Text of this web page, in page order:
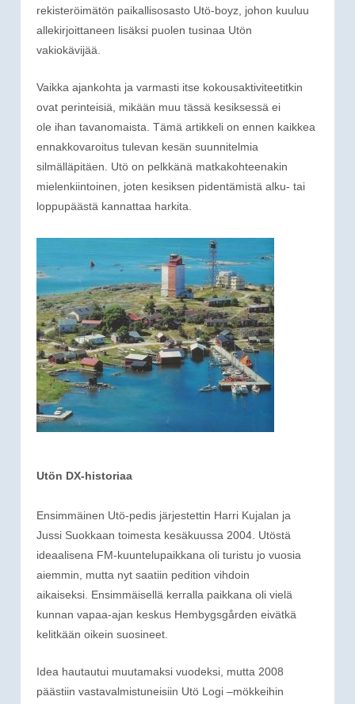
rekisteröimätön paikallisosasto Utö-boyz, johon kuuluu
allekirjoittaneen lisäksi puolen tusinaa Utön
vakiokävijää.
Vaikka ajankohta ja varmasti itse kokousaktiviteetitkin
ovat perinteisiä, mikään muu tässä kesiksessä ei
ole ihan tavanomaista. Tämä artikkeli on ennen kaikkea
ennakkovaroitus tulevan kesän suunnitelmia
silmälläpitäen. Utö on pelkkänä matkakohteenakin
mielenkiintoinen, joten kesiksen pidentämistä alku- tai
loppupäästä kannattaa harkita.
Utön DX-historiaa
Ensimmäinen Utö-pedis järjestettin Harri Kujalan ja
Jussi Suokkaan toimesta kesäkuussa 2004. Utöstä
ideaalisena FM-kuuntelupaikkana oli turistu jo vuosia
aiemmin, mutta nyt saatiin pedition vihdoin
aikaiseksi. Ensimmäisellä kerralla paikkana oli vielä
kunnan vapaa-ajan keskus Hembygsgården eivätkä
kelitkään oikein suosineet.
Idea hautautui muutamaksi vuodeksi, mutta 2008
päästiin vastavalmistuneisiin Utö Logi –mökkeihin